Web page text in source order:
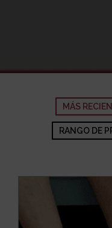
MÁS
RANGO DE